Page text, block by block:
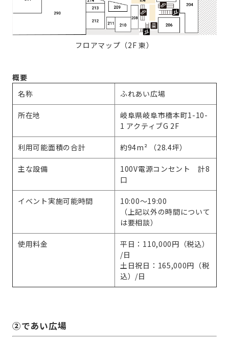
フロアマップ（2F 東）
概要
名称
ふれあい広場
所在地
岐阜県岐阜市橋本町1-10-
1 アクティブG 2F
利用可能面積の合計 約94m² （28.4坪）
主な設備
100V電源コンセント 計8
口
イベント実施可能時間
10:00～19:00
（上記以外の時間について
は要相談）
使用料金
平日：110,000円（税込）
/日
土日祝日：165,000円（税
込）/日
➁であい広場